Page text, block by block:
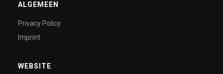
ALGEMEEN
Privacy Policy
Imprint
WEBSITE